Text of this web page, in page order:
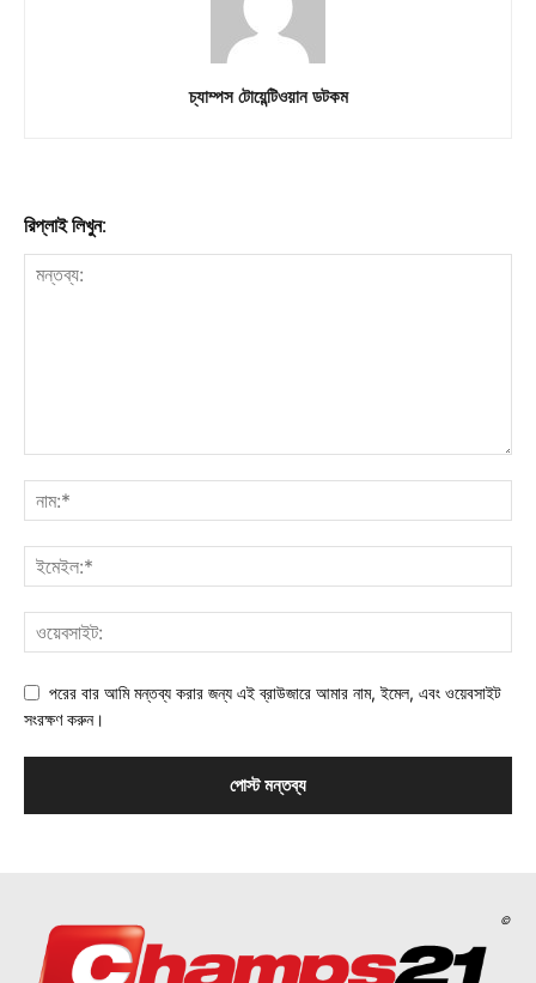
চ্যাম্পস টোয়েন্টিওয়ান ডটকম
রিপ্লাই লিখুন:
পরের বার আমি মন্তব্য করার জন্য এই ব্রাউজারে আমার নাম, ইমেল, এবং ওয়েবসাইট
সংরক্ষণ করুন।
©